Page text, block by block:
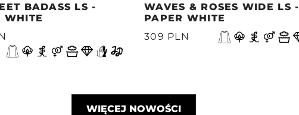
BADASS LS -
WHITE
WAVES & ROSES WIDE LS -
PAPER WHITE
309 PLN
WIĘCEJ NOWOŚCI